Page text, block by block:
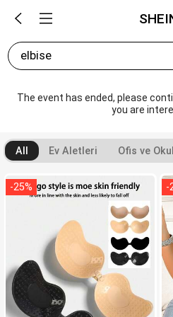
elbise
The event has ended, please
you are
All Ev Aletleri Ofis ve
-25% -